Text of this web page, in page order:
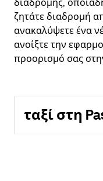
διαδρομής,
ζητάτε διαδρομή
ανακαλύψετε ένα
ανοίξτε την
προορισμό σας
ταξί στη